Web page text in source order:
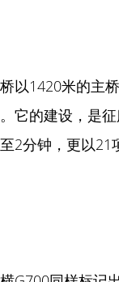
以1420米的主
它的建设，是
2分钟，更以21